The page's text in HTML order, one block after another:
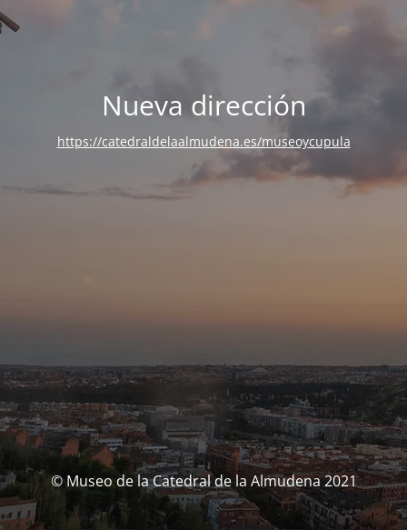
Nueva dirección
https://catedraldelaalmudena.es/museoycupula
© Museo de la Catedral de la Almudena 2021